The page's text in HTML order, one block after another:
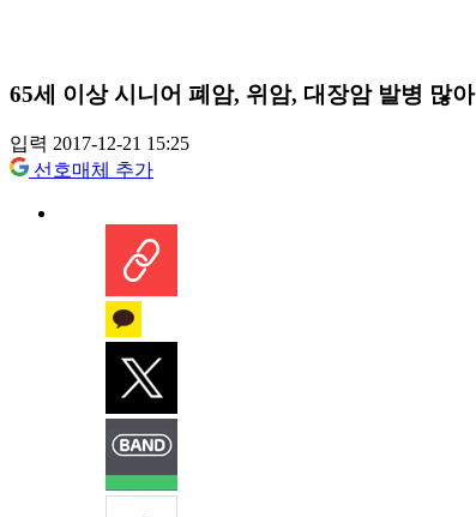
65세 이상 시니어 폐암, 위암, 대장암 발병 많아
입력 2017-12-21 15:25
선호매체 추가